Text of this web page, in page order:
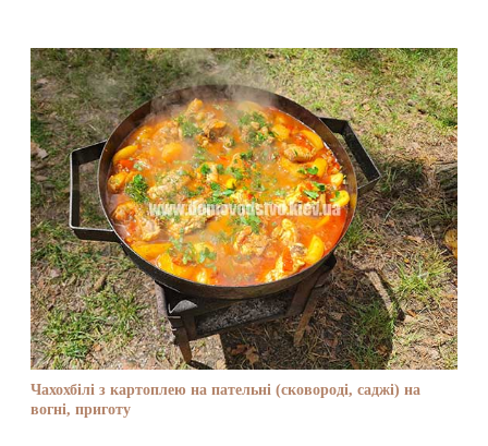
Чахохбілі з картоплею на пательні (сковороді, саджі) на
вогні, приготу